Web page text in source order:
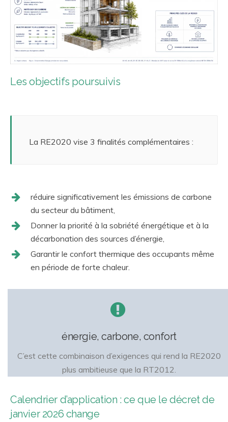
Les objectifs poursuivis
La RE2020 vise 3 finalités complémentaires :
réduire significativement les émissions de carbone
du secteur du bâtiment,
Donner la priorité à la sobriété énergétique et à la
décarbonation des sources d’énergie,
Garantir le confort thermique des occupants même
en période de forte chaleur.
énergie, carbone, confort
C’est cette combinaison d’exigences qui rend la RE2020
plus ambitieuse que la RT2012.
Calendrier d’application : ce que le décret de
janvier 2026 change